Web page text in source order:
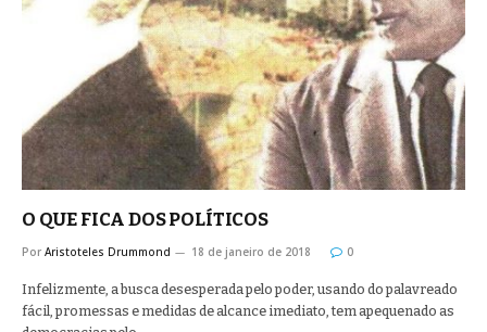
O QUE FICA DOS POLÍTICOS
Por Aristoteles Drummond 18 de janeiro de 2018 0
Infelizmente, a busca desesperada pelo poder, usando do palavreado
fácil, promessas e medidas de alcance imediato, tem apequenado as